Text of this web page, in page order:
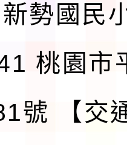
勢國民
桃園市
號
【交